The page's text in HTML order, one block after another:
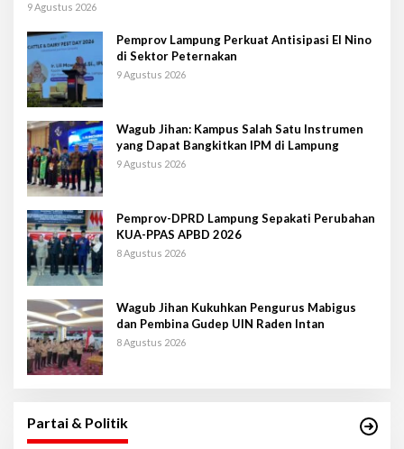
9 Agustus 2026
Pemprov Lampung Perkuat Antisipasi El Nino
di Sektor Peternakan
9 Agustus 2026
Wagub Jihan: Kampus Salah Satu Instrumen
yang Dapat Bangkitkan IPM di Lampung
9 Agustus 2026
Pemprov-DPRD Lampung Sepakati Perubahan
KUA-PPAS APBD 2026
8 Agustus 2026
Wagub Jihan Kukuhkan Pengurus Mabigus
dan Pembina Gudep UIN Raden Intan
8 Agustus 2026
Partai & Politik